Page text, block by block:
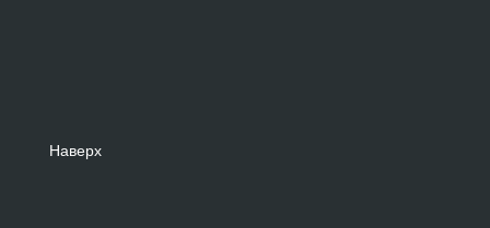
Наверх